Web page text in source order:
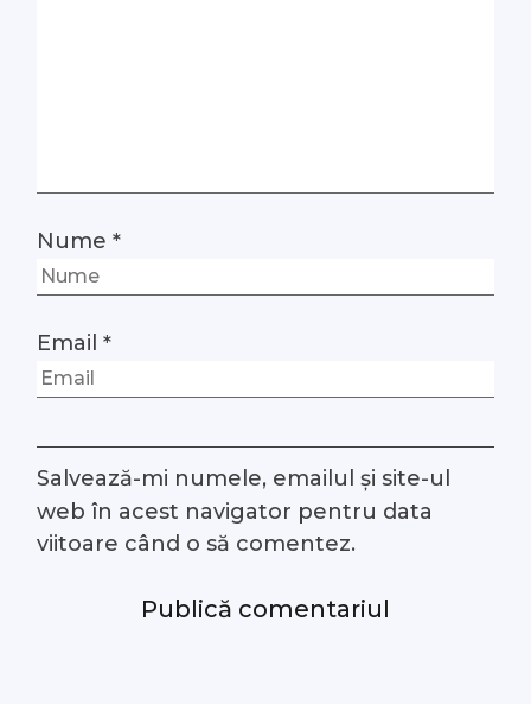
Nume*
Email*
Salvează-mi numele, emailul și site-ul
web în acest navigator pentru data
viitoare când o să comentez.